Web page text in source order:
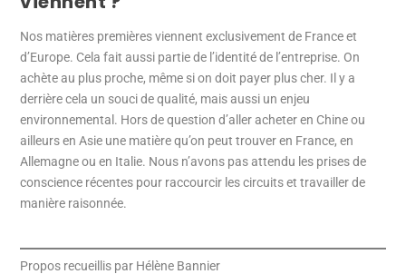
Nos matières premières viennent exclusivement de France et
d’Europe. Cela fait aussi partie de l’identité de l’entreprise. On
achète au plus proche, même si on doit payer plus cher. Il y a
derrière cela un souci de qualité, mais aussi un enjeu
environnemental. Hors de question d’aller acheter en Chine ou
ailleurs en Asie une matière qu’on peut trouver en France, en
Allemagne ou en Italie. Nous n’avons pas attendu les prises de
conscience récentes pour raccourcir les circuits et travailler de
manière raisonnée.
Propos recueillis par Hélène Bannier